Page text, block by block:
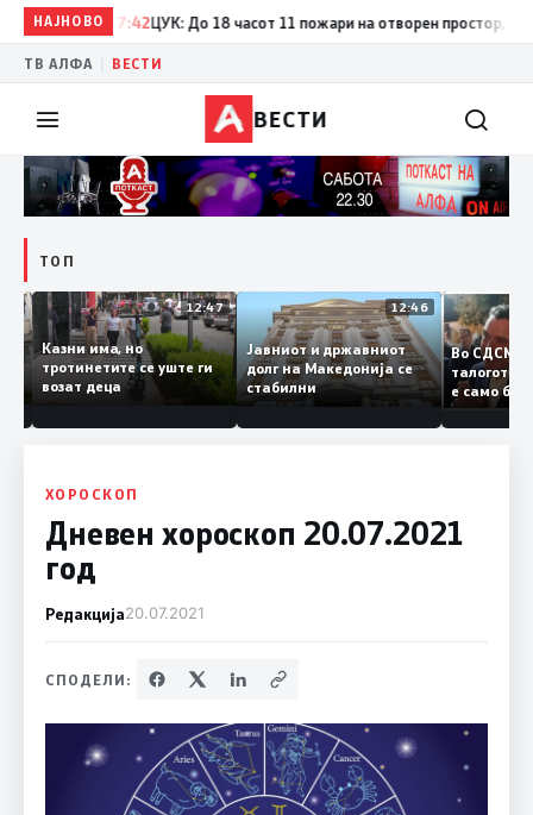
НАЈНОВО17:42ЦУК: До 18 часот 11 пожари на отворен простор, од
ТВ АЛФА ВЕСТИ
ВЕСТИ
ТОП
и
12:47
Казни има, но
тротинетите се уште ги
возат деца
12:46
Јавниот и државниот
долг на Македонија се
стабилни
Во СДСМ
е само
копија
Заев
ХОРОСКОП
Дневен хороскоп 20.07.2021
год
Редакција20.07.2021
СПОДЕЛИ: